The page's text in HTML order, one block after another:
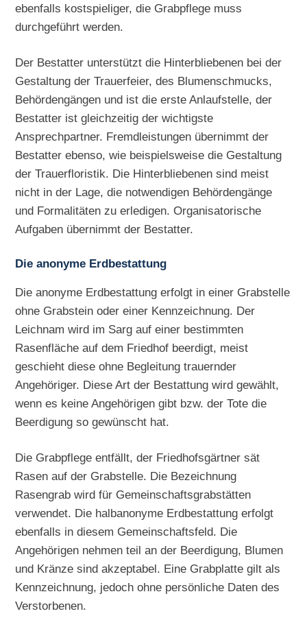
ebenfalls kostspieliger, die Grabpflege muss
durchgeführt werden.
Der Bestatter unterstützt die Hinterbliebenen bei der
Gestaltung der Trauerfeier, des Blumenschmucks,
Behördengängen und ist die erste Anlaufstelle, der
Bestatter ist gleichzeitig der wichtigste
Ansprechpartner. Fremdleistungen übernimmt der
Bestatter ebenso, wie beispielsweise die Gestaltung
der Trauerfloristik. Die Hinterbliebenen sind meist
nicht in der Lage, die notwendigen Behördengänge
und Formalitäten zu erledigen. Organisatorische
Aufgaben übernimmt der Bestatter.
Die anonyme Erdbestattung
Die anonyme Erdbestattung erfolgt in einer Grabstelle
ohne Grabstein oder einer Kennzeichnung. Der
Leichnam wird im Sarg auf einer bestimmten
Rasenfläche auf dem Friedhof beerdigt, meist
geschieht diese ohne Begleitung trauernder
Angehöriger. Diese Art der Bestattung wird gewählt,
wenn es keine Angehörigen gibt bzw. der Tote die
Beerdigung so gewünscht hat.
Die Grabpflege entfällt, der Friedhofsgärtner sät
Rasen auf der Grabstelle. Die Bezeichnung
Rasengrab wird für Gemeinschaftsgrabstätten
verwendet. Die halbanonyme Erdbestattung erfolgt
ebenfalls in diesem Gemeinschaftsfeld. Die
Angehörigen nehmen teil an der Beerdigung, Blumen
und Kränze sind akzeptabel. Eine Grabplatte gilt als
Kennzeichnung, jedoch ohne persönliche Daten des
Verstorbenen.